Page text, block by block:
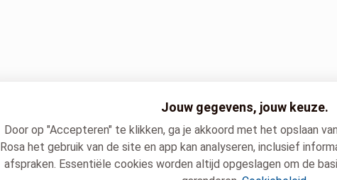
Jouw gegevens, jouw keuze.
Door op "Accepteren" te klikken, ga je akkoord met het opslaan
Rosa het gebruik van de site en app kan analyseren, inclusief
afspraken. Essentiële cookies worden altijd opgeslagen om de